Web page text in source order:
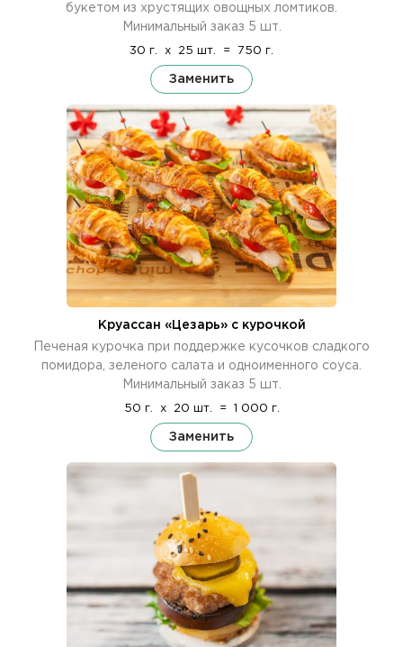
букетом из хрустящих овощных ломтиков.
Минимальный заказ 5 шт.
30 г. x 25 шт. = 750 г.
Заменить
Круассан «Цезарь» с курочкой
Печеная курочка при поддержке кусочков сладкого
помидора, зеленого салата и одноименного соуса.
Минимальный заказ 5 шт.
50 г. x 20 шт. = 1 000 г.
Заменить